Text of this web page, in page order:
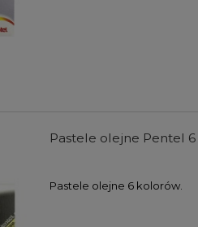
Pastele olejne Pentel
Pastele olejne 6 kolorów.